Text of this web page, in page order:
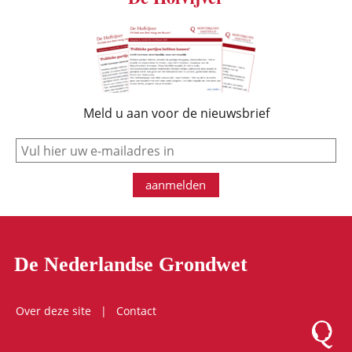
Meld u aan voor de nieuwsbrief
e-mail
aanmelden
De Nederlandse Grondwet
Over deze site
Contact
Logo